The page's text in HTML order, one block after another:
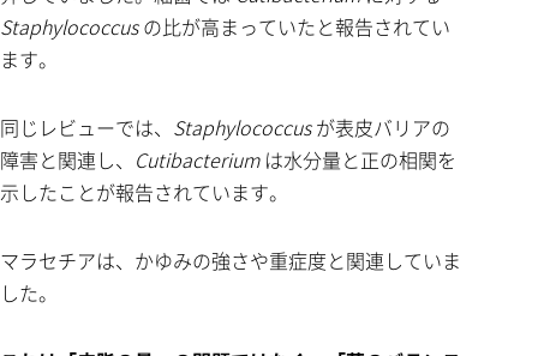
Staphylococcusの比が高まっていたと報告されてい
ます。
同じレビューでは、 Staphylococcusが表皮バリアの
障害と関連し、 Cutibacteriumは水分量と正の相関を
示したことが報告されています。
マラセチアは、かゆみの強さや重症度と関連していま
した。